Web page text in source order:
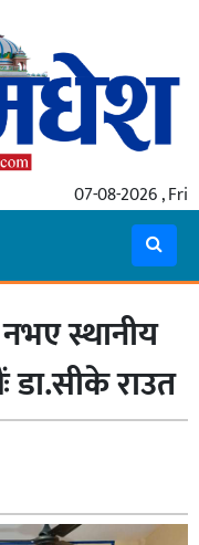
07-08-2026 , Fri
स्थानीय
डा.सीके राउत